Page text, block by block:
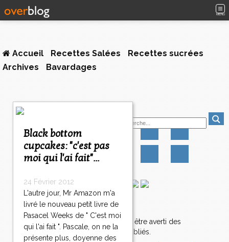
MENU
Accueil Recettes Salées
Recettes sucrées
Archives
Bavardages
Black bottom
cupcakes: "c'est pas
moi qui l'ai fait"...
24 Février 2012
L'autre jour, Mr Amazon m'a
livré le nouveau petit livre de
Pasacel Weeks de " C'est moi
qui l'ai fait ". Pascale, on ne la
présente plus, doyenne des
Newsletter
Abonnez-vous pour être averti des
nouveaux articles publiés.
<
<